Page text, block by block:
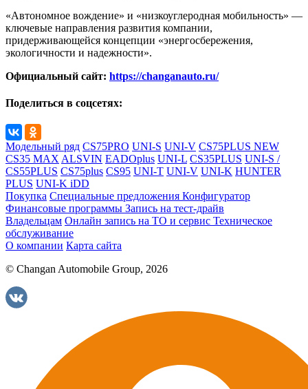
«Автономное вождение» и «низкоуглеродная мобильность» —
ключевые направления развития компании,
придерживающейся концепции «энергосбережения,
экологичности и надежности».
Официальный сайт: https://changanauto.ru/
Поделиться в соцсетях:
Модельный ряд CS75PRO UNI-S UNI-V CS75PLUS NEW
CS35 MAX ALSVIN EADOplus UNI-L CS35PLUS UNI-S /
CS55PLUS CS75plus CS95 UNI-T UNI-V UNI-K HUNTER
PLUS UNI-K iDD
Покупка Специальные предложения Конфигуратор
Финансовые программы Запись на тест-драйв
Владельцам Онлайн запись на ТО и сервис Техническое
обслуживание
О компании Карта сайта
© Changan Automobile Group, 2026